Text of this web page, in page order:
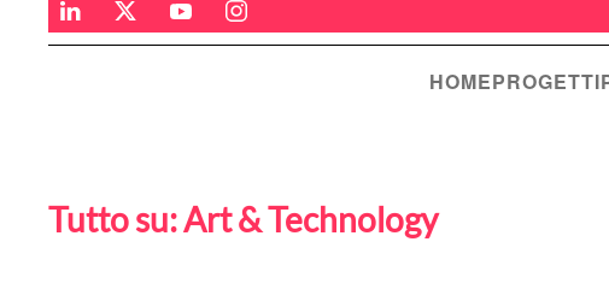
HOMEPROGETTI
Tutto su:Art & Technology